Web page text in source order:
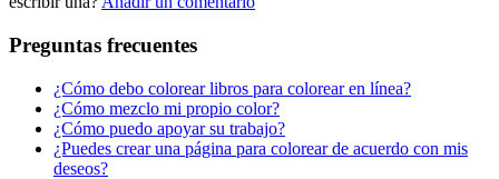
Transporte
Verano y vacaciones
Libros para colorear para niños
Nezaradené
Preguntas frecuentes
¿Cómo debo colorear libros para colorear en línea?
¿Cómo mezclo mi propio color?
¿Cómo puedo apoyar su trabajo?
¿Puedes crear una página para colorear de acuerdo con mis
deseos?